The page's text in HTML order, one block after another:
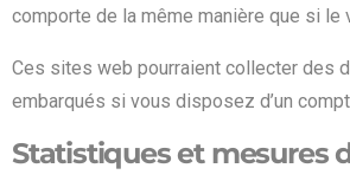
comporte de la même manière que si
Ces sites web pourraient collecter des
embarqués si vous disposez d’un
Statistiques et mesures